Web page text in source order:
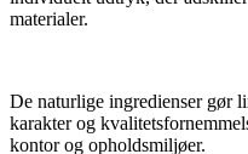
materialer.
De naturlige ingredienser gør
karakter og
kontor og opholdsmiljøer.